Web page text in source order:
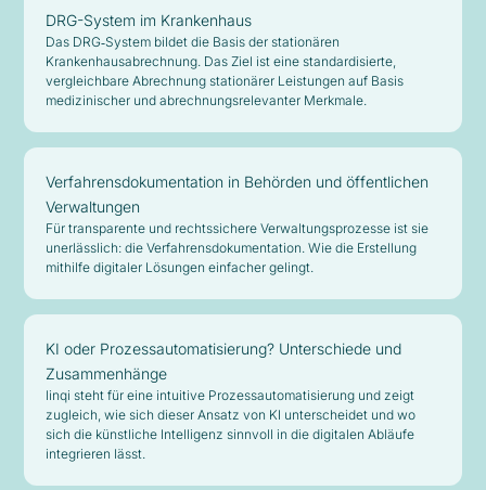
DRG-System im Krankenhaus
Das DRG‑System bildet die Basis der stationären
Krankenhausabrechnung. Das Ziel ist eine standardisierte,
vergleichbare Abrechnung stationärer Leistungen auf Basis
medizinischer und abrechnungsrelevanter Merkmale.
Verfahrensdokumentation in Behörden und öffentlichen
Verwaltungen
Für transparente und rechtssichere Verwaltungsprozesse ist sie
unerlässlich: die Verfahrensdokumentation. Wie die Erstellung
mithilfe digitaler Lösungen einfacher gelingt.
KI oder Prozessautomatisierung? Unterschiede und
Zusammenhänge
linqi steht für eine intuitive Prozessautomatisierung und zeigt
zugleich, wie sich dieser Ansatz von KI unterscheidet und wo
sich die künstliche Intelligenz sinnvoll in die digitalen Abläufe
integrieren lässt.